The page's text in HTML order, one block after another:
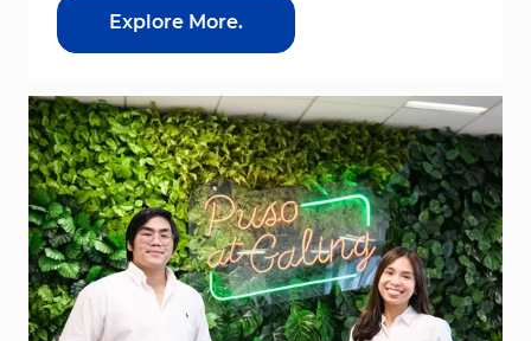
Explore More.